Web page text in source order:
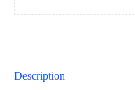
Description